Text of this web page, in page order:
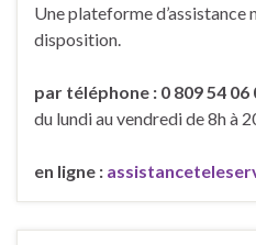
Une plateforme d’assistance
disposition.
par téléphone : 0 809 54
du lundi au vendredi de 8h à
en ligne :